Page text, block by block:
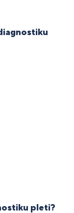
pleti?